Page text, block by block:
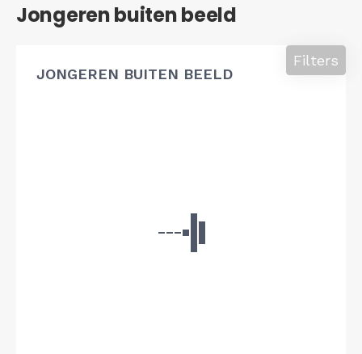
Jongeren buiten beeld
JONGEREN BUITEN BEELD
Filters